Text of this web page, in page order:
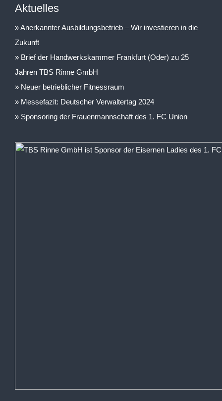
Aktuelles
Anerkannter Ausbildungsbetrieb – Wir investieren in die
Zukunft
Brief der Handwerkskammer Frankfurt (Oder) zu 25
Jahren TBS Rinne GmbH
Neuer betrieblicher Fitnessraum
Messefazit: Deutscher Verwaltertag 2024
Sponsoring der Frauenmannschaft des 1. FC Union